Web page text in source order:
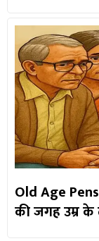
Old Age
की जगह उम्र के